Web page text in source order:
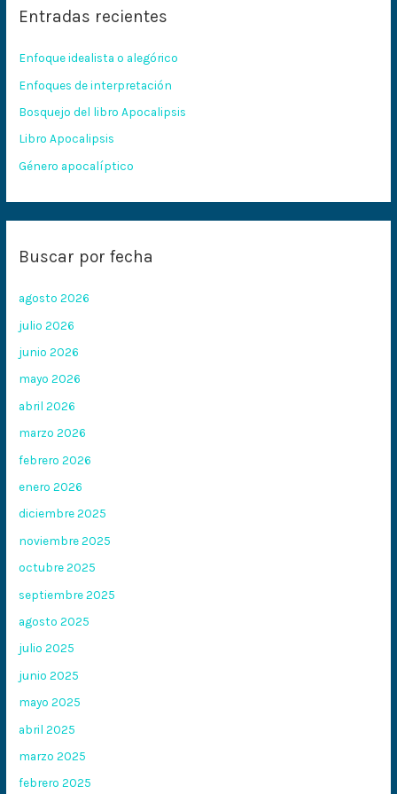
a
p
o
r
:
Entradas recientes
Enfoque idealista o alegórico
Enfoques de interpretación
Bosquejo del libro Apocalipsis
Libro Apocalipsis
Género apocalíptico
Buscar por fecha
agosto 2026
julio 2026
junio 2026
mayo 2026
abril 2026
marzo 2026
febrero 2026
enero 2026
diciembre 2025
noviembre 2025
octubre 2025
septiembre 2025
agosto 2025
julio 2025
junio 2025
mayo 2025
abril 2025
marzo 2025
febrero 2025